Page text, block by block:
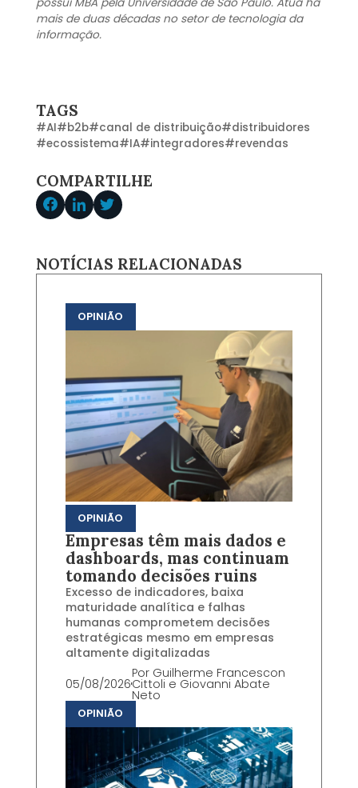
mais de duas décadas no setor de tecnologia da
informação.
TAGS
#AI#b2b#canal de distribuição#distribuidores
#ecossistema#IA#integradores#revendas
COMPARTILHE
NOTÍCIAS RELACIONADAS
OPINIÃO
OPINIÃO
Empresas têm mais dados e
dashboards, mas continuam
tomando decisões ruins
Excesso de indicadores, baixa
maturidade analítica e falhas
humanas comprometem decisões
estratégicas mesmo em empresas
altamente digitalizadas
05/08/2026
Por Guilherme Francescon
Cittoli e Giovanni Abate
Neto
OPINIÃO